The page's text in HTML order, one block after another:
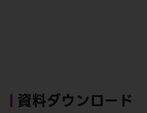
資料ダウンロード